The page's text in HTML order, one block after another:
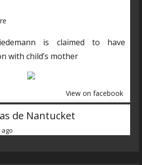
is claimed to have
with child’s mother
View on facebook
de Nantucket